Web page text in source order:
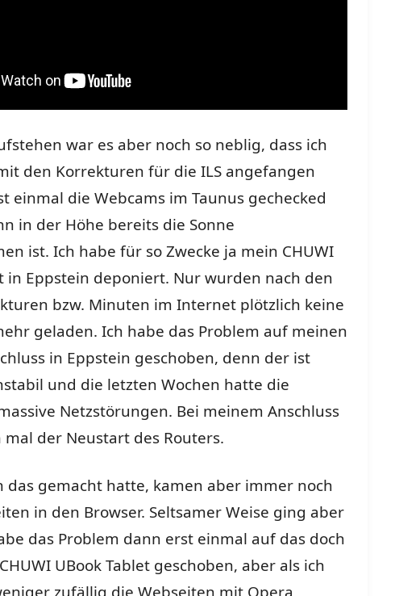
war es aber noch so neblig, dass ich
den Korrekturen für die ILS angefangen
einmal die Webcams im Taunus gechecked
in der Höhe bereits die Sonne
ist. Ich habe für so Zwecke ja mein CHUWI
in Eppstein deponiert. Nur wurden nach den
bzw. Minuten im Internet plötzlich keine
geladen. Ich habe das Problem auf meinen
in Eppstein geschoben, denn der ist
und die letzten Wochen hatte die
Netzstörungen. Bei meinem Anschluss
der Neustart des Routers.
das gemacht hatte, kamen aber immer noch
in den Browser. Seltsamer Weise ging aber
das Problem dann erst einmal auf das doch
UBook Tablet geschoben, aber als ich